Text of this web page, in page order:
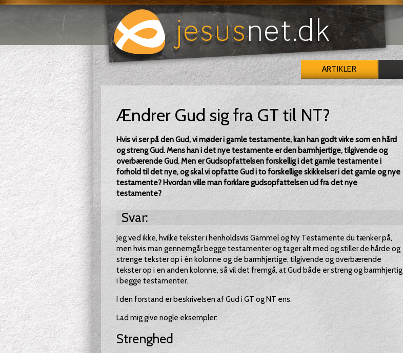
ARTIKLER
Ændrer Gud sig fra GT til NT?
Hvis vi ser på den Gud, vi møder i gamle testamente, kan han godt virke som en hård
og streng Gud. Mens han i det nye testamente er den barmhjertige, tilgivende og
overbærende Gud. Men er Gudsopfattelsen forskellig i det gamle testamente i
forhold til det nye, og skal vi opfatte Gud i to forskellige skikkelser i det gamle og nye
testamente? Hvordan ville man forklare gudsopfattelsen ud fra det nye
testamente?
Svar:
Jeg ved ikke, hvilke tekster i henholdsvis Gammel og Ny Testamente du tænker på,
men hvis man gennemgår begge testamenter og tager alt med og stiller de hårde og
strenge tekster op i én kolonne og de barmhjertige, tilgivende og overbærende
tekster op i en anden kolonne, så vil det fremgå, at Gud både er streng og barmhjertig
i begge testamenter.
I den forstand er beskrivelsen af Gud i GT og NT ens.
Lad mig give nogle eksempler:
Strenghed